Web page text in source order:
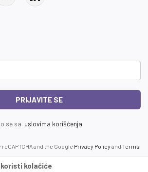
PRIJAVITE SE
se sa uslovima korišćenja
and the Google Privacy Policy and Terms
kolačiće